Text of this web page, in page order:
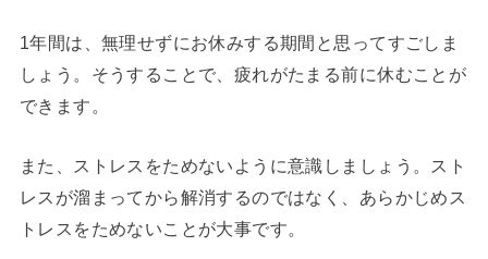
1年間は、無理せずにお休みする期間と思ってすごしま
しょう。そうすることで、疲れがたまる前に休むことが
できます。
また、ストレスをためないように意識しましょう。スト
レスが溜まってから解消するのではなく、あらかじめス
トレスをためないことが大事です。